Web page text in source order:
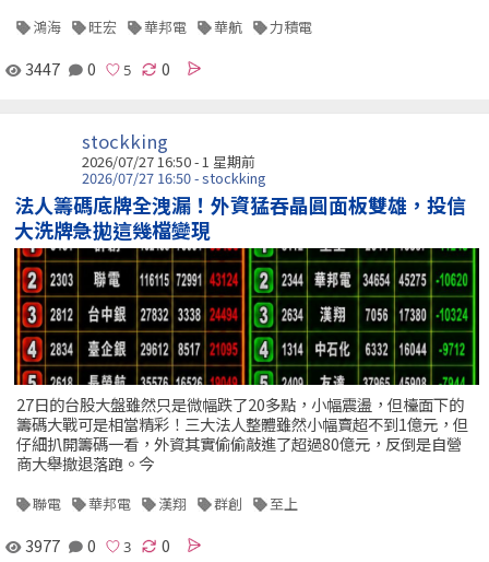
鴻海 旺宏 華邦電 華航 力積電
3447 0 0
stockking
2026/07/27 16:50 - 1 星期前
2026/07/27 16:50 - stockking
法人籌碼底牌全洩漏！外資猛吞晶圓面板雙雄，投信
大洗牌急拋這幾檔變現
27日的台股大盤雖然只是微幅跌了20多點，小幅震盪，但檯面下的
籌碼大戰可是相當精彩！三大法人整體雖然小幅賣超不到1億元，但
仔細扒開籌碼一看，外資其實偷偷敲進了超過80億元，反倒是自營
商大舉撤退落跑。今
聯電 華邦電 漢翔 群創 至上
3977 0 0